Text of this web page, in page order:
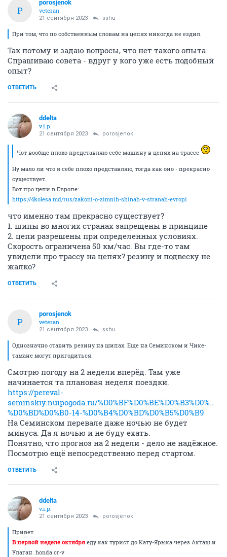
P
porosjenok
veteran
21 сентября 2023 sshu
При том, что по собственным словам на цепях никогда не ездил.
Так потому и задаю вопросы, что нет такого опыта.
Спрашиваю совета - вдруг у кого уже есть подобный
опыт?
ОТВЕТИТЬ
ddelta
v.i.p.
21 сентября 2023 porosjenok
Чот вообще плохо представляю себе машину в цепях на трассе
Ну мало ли что я себе плохо представляю, тогда как оно - прекрасно
существует.
Вот про цепи в Европе:
https://4kolesa.md/rus/zakoni-o-zimnih-shinah-v-stranah-evropi
что именно там прекрасно существует?
1. шипы во многих странах запрещены в принципе
2. цепи разрешены при определенных условиях.
Скорость ограничена 50 км/час. Вы где-то там
увидели про трассу на цепях? резину и подвеску не
жалко?
ОТВЕТИТЬ
P
porosjenok
veteran
21 сентября 2023 sshu
Однозначно ставить резину на шипах. Еще на Семинском и Чике-
тамане могут пригодиться.
Смотрю погоду на 2 недели вперёд. Там уже
начинается та плановая неделя поездки.
https://pereval-
seminskiy.nuipogoda.ru/
%D0%BD%D0%B0-14-%D0%B4%D0%BD%D0%B5%D0%B9
На Семинском перевале даже ночью не будет
минуса. Да я ночью и не буду ехать.
Понятно, что прогноз на 2 недели - дело не надёжное.
Посмотрю ещё непосредственно перед стартом.
ОТВЕТИТЬ
ddelta
v.i.p.
21 сентября 2023 porosjenok
Привет.
В первой неделе октября еду как турист до Кату-Ярыка через Акташ и
Улаган. honda cr-v